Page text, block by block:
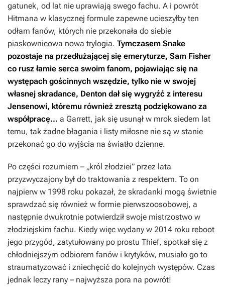
gatunek, od lat nie uprawiają swego fachu. A i powrót
Hitmana w klasycznej formule zapewne ucieszyłby ten
odłam fanów, których nie przekonała do siebie
piaskownicowa nowa trylogia. Tymczasem Snake
pozostaje na przedłużającej się emeryturze, Sam Fisher
co rusz łamie serca swoim fanom, pojawiając się na
występach gościnnych wszędzie, tylko nie w swojej
własnej skradance, Denton dał się wygryźć z interesu
Jensenowi, któremu również zresztą podziękowano za
współpracę... a Garrett, jak się usunął w mrok siedem lat
temu, tak żadne błagania i listy miłosne nie są w stanie
przekonać go do wyjścia na światło dzienne.
Po części rozumiem – „król złodziei” przez lata
przyzwyczajony był do traktowania z respektem. To on
najpierw w 1998 roku pokazał, że skradanki mogą świetnie
sprawdzać się również w formie pierwszoosobowej, a
następnie dwukrotnie potwierdził swoje mistrzostwo w
złodziejskim fachu. Kiedy więc wydany w 2014 roku reboot
jego przygód, zatytułowany po prostu Thief, spotkał się z
chłodniejszym odbiorem fanów i krytyków, musiało go to
straumatyzować i zniechęcić do kolejnych występów. Czas
jednak leczy rany – najwyższa pora na powrót!